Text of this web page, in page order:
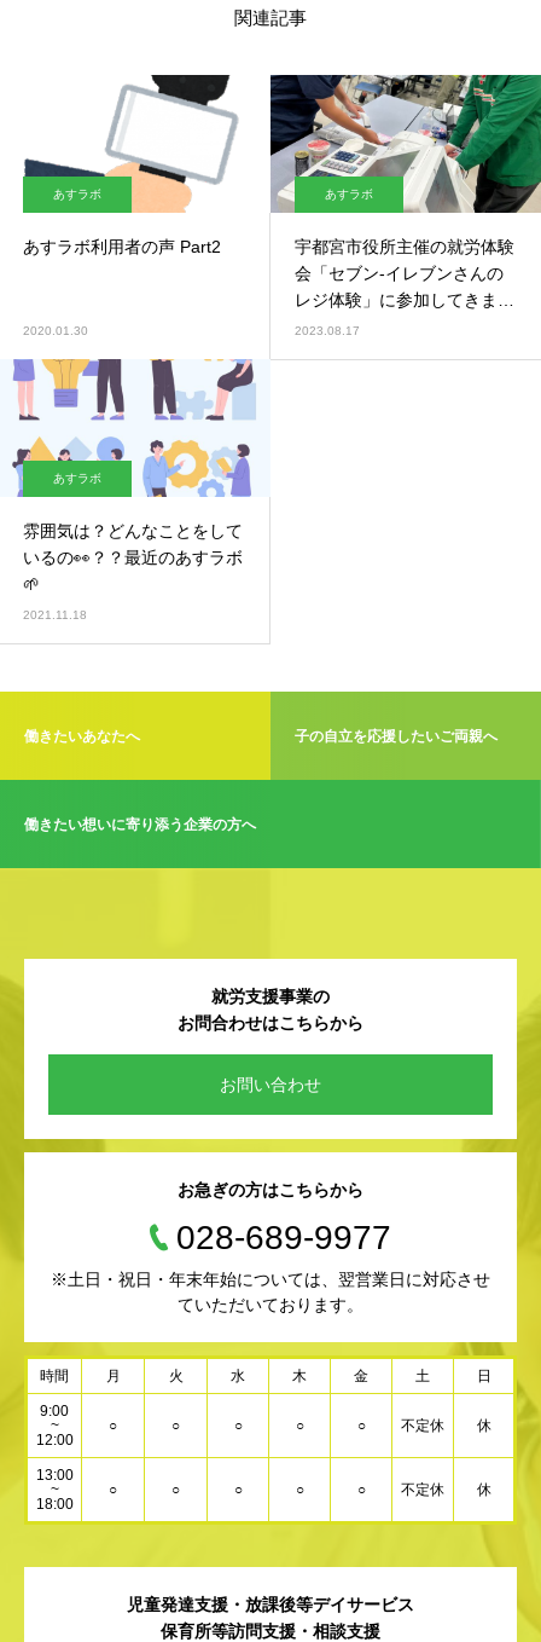
関連記事
あすラボ
あすラボ利用者の声 Part2
2020.01.30
あすラボ
宇都宮市役所主催の就労体験
会「セブン‐イレブンさんの
レジ体験」に参加してきまし
た！
2023.08.17
あすラボ
雰囲気は？どんなことをして
いるの👀？？最近のあすラボ
🌱
2021.11.18
働きたいあなたへ 子の自立を応援したいご両親へ
働きたい想いに寄り添う企業の方へ
就労支援事業の
お問合わせはこちらから
お問い合わせ
お急ぎの方はこちらから
028-689-9977
※土日・祝日・年末年始については、翌営業日に対応させ
ていただいております。
時間 月 火 水 木 金 土 日
9:00
~
12:00
○ ○ ○ ○ ○ 不定休 休
13:00
~
18:00
○ ○ ○ ○ ○ 不定休 休
児童発達支援・放課後等デイサービス
保育所等訪問支援・相談支援